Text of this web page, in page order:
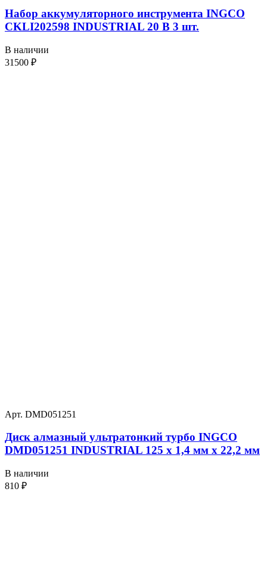
Набор аккумуляторного инструмента INGCO
CKLI202598 INDUSTRIAL 20 В 3 шт.
В наличии
31500 ₽
Арт. DMD051251
Диск алмазный ультратонкий турбо INGCO
DMD051251 INDUSTRIAL 125 х 1,4 мм x 22,2 мм
В наличии
810 ₽